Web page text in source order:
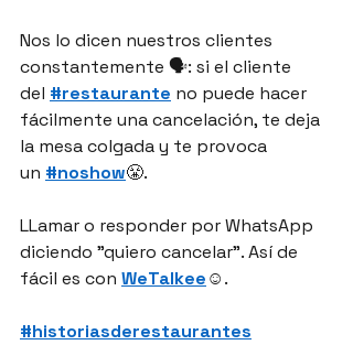
Nos lo dicen nuestros clientes
constantemente 🗣️: si el cliente
del #restaurante no puede hacer
fácilmente una cancelación, te deja
la mesa colgada y te provoca
un #noshow😤.
LLamar o responder por WhatsApp
diciendo "quiero cancelar". Así de
fácil es con WeTalkee☺️.
#historiasderestaurantes